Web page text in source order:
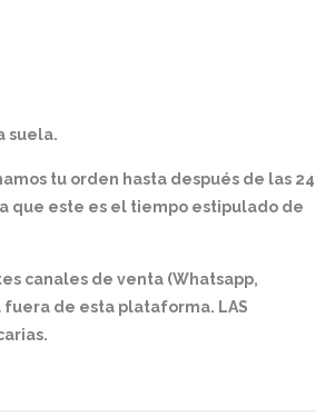
suela.
tu orden hasta después de las 24
que este es el tiempo estipulado de
canales de venta (Whatsapp,
fuera de esta plataforma. LAS